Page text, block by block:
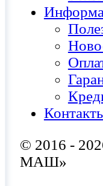
© 2016 -
МАШ»